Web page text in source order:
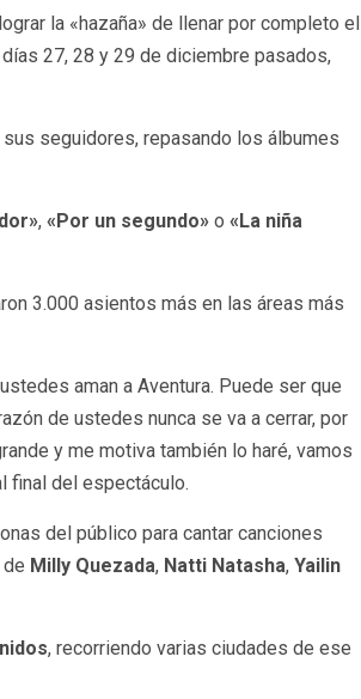
la «hazaña» de llenar por completo el
27, 28 y 29 de diciembre pasados,
seguidores, repasando los álbumes
,«Por un segundo» o «La niña
3.000 asientos más en las áreas más
aman a Aventura. Puede ser que
de ustedes nunca se va a cerrar, por
y me motiva también lo haré, vamos
final del espectáculo.
del público para cantar canciones
Milly Quezada,Natti Natasha, Yailin
, recorriendo varias ciudades de ese